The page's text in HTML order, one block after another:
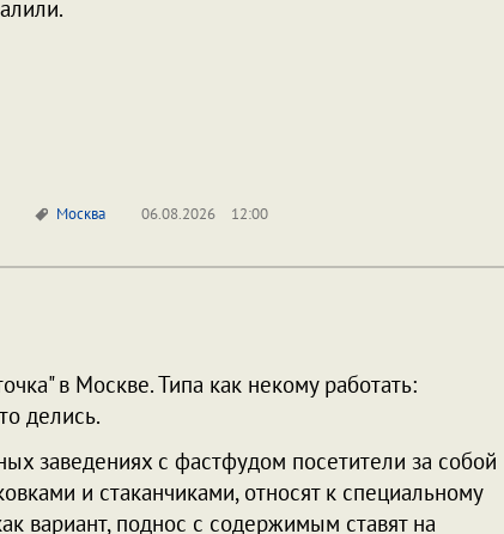
Москва 06.08.2026 12:00
в Москве. Типа как некому работать:
делись.
заведениях с фастфудом посетители за собой
и стаканчиками, относят к специальному
вариант, поднос с содержимым ставят на